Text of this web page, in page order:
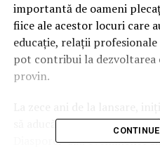
importantă de oameni
fiice ale acestor locuri care
educație, relații profesionale
pot contribui la
provin.
să aducă oamenii
Diasporei” sau evenimente